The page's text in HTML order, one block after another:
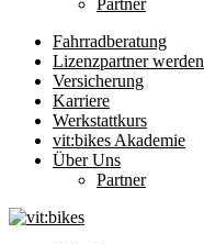
Partner
Fahrradberatung
Lizenzpartner werden
Versicherung
Karriere
Werkstattkurs
vit:bikes Akademie
Über Uns
Partner